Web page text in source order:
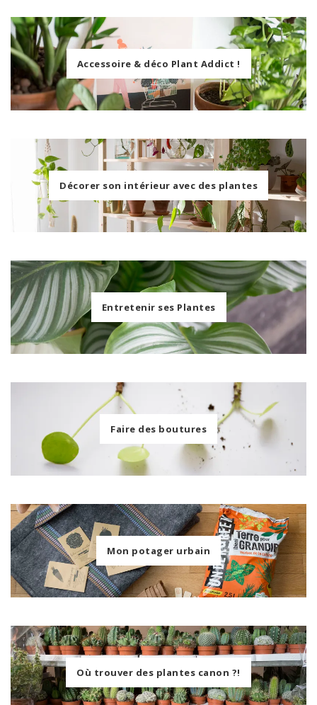
Accessoire & déco Plant Addict !
Décorer son intérieur avec des plantes
Entretenir ses Plantes
Faire des boutures
Mon potager urbain
Où trouver des plantes canon ?!